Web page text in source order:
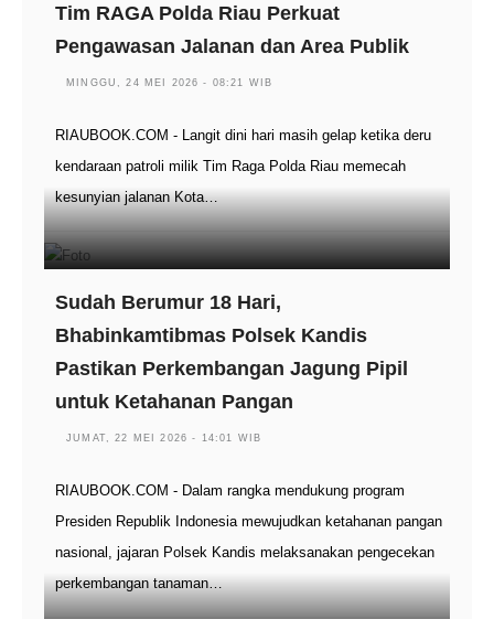
Tim RAGA Polda Riau Perkuat
Pengawasan Jalanan dan Area Publik
MINGGU, 24 MEI 2026 - 08:21 WIB
RIAUBOOK.COM - Langit dini hari masih gelap ketika deru
kendaraan patroli milik Tim Raga Polda Riau memecah
kesunyian jalanan Kota…
Sudah Berumur 18 Hari,
Bhabinkamtibmas Polsek Kandis
Pastikan Perkembangan Jagung Pipil
untuk Ketahanan Pangan
JUMAT, 22 MEI 2026 - 14:01 WIB
RIAUBOOK.COM - Dalam rangka mendukung program
Presiden Republik Indonesia mewujudkan ketahanan pangan
nasional, jajaran Polsek Kandis melaksanakan pengecekan
perkembangan tanaman…